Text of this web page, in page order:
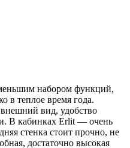
набором функций,
в теплое время года.
вид, удобство
В кабинках Erlit — очень
стенка стоит прочно, не
достаточно высокая